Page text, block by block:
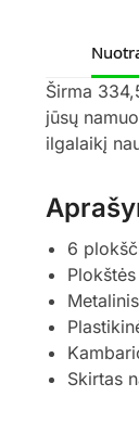
Širma
jūsų
ilgalaikį
6
Skirtas